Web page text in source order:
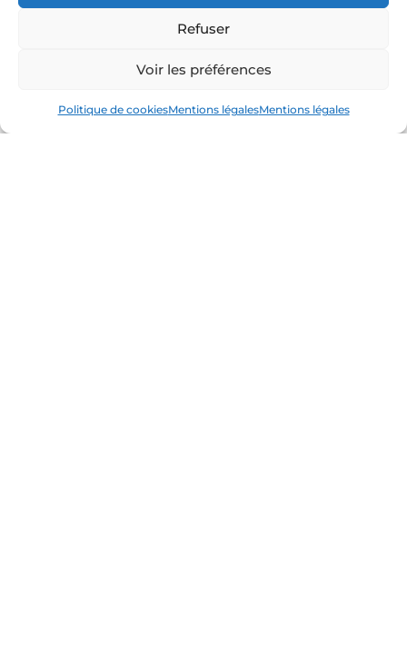
Refuser
Voir les préférences
Politique de cookiesMentions légalesMentions légales
de l’ordinaire. On se retrouve autour de créations
accessibles, on échange, on déguste et on
discussion et la bonne humeur, sans pression ni